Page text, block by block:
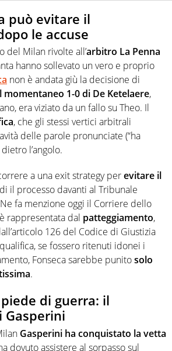
può evitare il
le accuse
del Milan rivolte all’arbitro La Penna
hanno sollevato un vero e proprio
non è andata giù la decisione di
momentaneo 1-0 di De Ketelaere,
era viziato da un fallo su Theo. Il
, che gli stessi vertici arbitrali
delle parole pronunciate (“ha
l’angolo.
a una exit strategy perevitare il
il processo davanti al Tribunale
fa menzione oggi il Corriere dello
rappresentata dal patteggiamento,
126 del Codice di Giustizia
se fossero ritenuti idonei i
Fonseca sarebbe punitosolo
.
di guerra: il
Gasperini
Gasperini ha conquistato la vetta
dovuto assistere al sorpasso sul